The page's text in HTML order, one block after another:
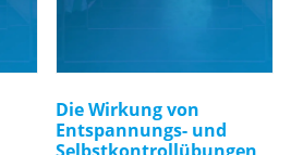
Die Wirkung von
Entspannungs- und